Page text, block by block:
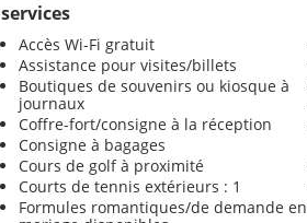
services
Accès Wi-Fi gratuit
Assistance pour visites/billets
Boutiques de souvenirs ou kiosque à
journaux
Coffre-fort/consigne à la réception
Consigne à bagages
Cours de golf à proximité
Courts de tennis extérieurs : 1
Formules romantiques/de demande en